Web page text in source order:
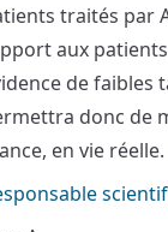
traités par
aux
de faibles
donc de
en vie réelle.